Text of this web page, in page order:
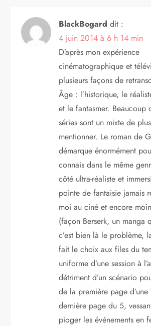
BlackBogard dit :
4 juin 2014 à 6 h 14 min
D’après mon expérience
cinématographique et
plusieurs façons de
Âge : l’historique, le
et le fantasmer. Beaucoup
séries sont un mixte de
mentionner. Le roman de
démarque énormément
connais dans le même
côté ultra-réaliste et
pointe de fantaisie jamais
moi au ciné et encore
(façon Berserk, un manga
c’est bien là le problème,
fait le choix aux files du
uniforme d’une session à
détriment d’un scénario
de la première page d’une
dernière page du 5,
pioger les événements en